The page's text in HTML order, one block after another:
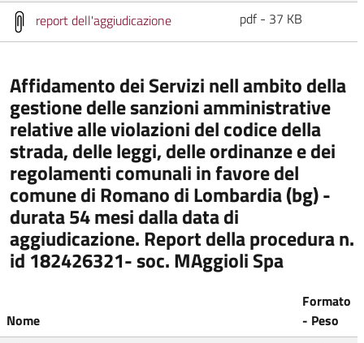
report dell'aggiudicazione pdf - 37 KB
Affidamento dei Servizi nell ambito della
gestione delle sanzioni amministrative
relative alle violazioni del codice della
strada, delle leggi, delle ordinanze e dei
regolamenti comunali in favore del
comune di Romano di Lombardia (bg) -
durata 54 mesi dalla data di
aggiudicazione. Report della procedura n.
id 182426321- soc. MAggioli Spa
Nome
Formato
- Peso